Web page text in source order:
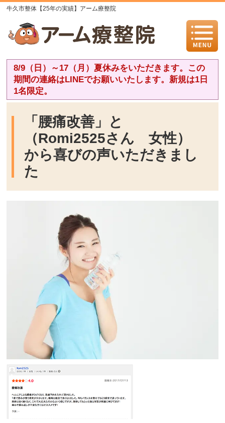
牛久市整体【25年の実績】アーム療整院
8/9（日）～17（月）夏休みをいただきます。この
期間の連絡はLINEでお願いいたします。新規は1日
1名限定。
「腰痛改善」と
（Romi2525さん 女性）
から喜びの声いただきまし
た